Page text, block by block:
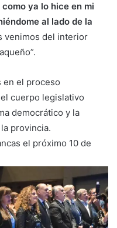
ya lo hice en mi
al lado de la
venimos del interior
en el proceso
cuerpo legislativo
democrático y la
provincia.
el próximo 10 de